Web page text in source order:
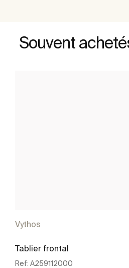
Souvent
Vythos
Tablier frontal
Ref: A259112000